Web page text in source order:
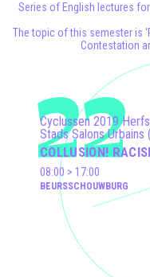
Series of English lectures
The topic of this semester is
Contestation
22
Cyclussen 2019
Stads Salons Urbains
COLLUSION!
08:00 > 17:00
BEURSSCHOUWBURG